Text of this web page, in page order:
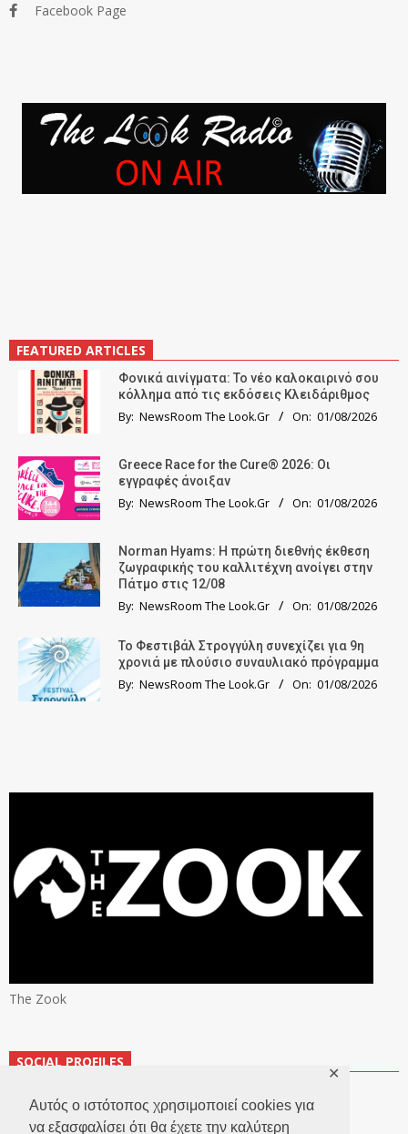
Αυτός ο ιστότοπος χρησιμοποιεί cookies για
να εξασφαλίσει ότι θα έχετε την καλύτερη
✕
Facebook Page
FEATURED ARTICLES
Φονικά αινίγματα: Το νέο καλοκαιρινό σου
κόλλημα από τις εκδόσεις Κλειδάριθμος
By: NewsRoom The Look.Gr On: 01/08/2026
Greece Race for the Cure® 2026: Οι
εγγραφές άνοιξαν
By: NewsRoom The Look.Gr On: 01/08/2026
Norman Hyams: Η πρώτη διεθνής έκθεση
ζωγραφικής του καλλιτέχνη ανοίγει στην
Πάτμο στις 12/08
By: NewsRoom The Look.Gr On: 01/08/2026
Το Φεστιβάλ Στρογγύλη συνεχίζει για 9η
χρονιά με πλούσιο συναυλιακό πρόγραμμα
By: NewsRoom The Look.Gr On: 01/08/2026
The Zook
SOCIAL PROFILES